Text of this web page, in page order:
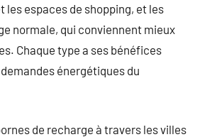
les espaces de shopping, et les
normale, qui conviennent mieux
Chaque type a ses bénéfices
énergétiques du
de recharge à travers les villes